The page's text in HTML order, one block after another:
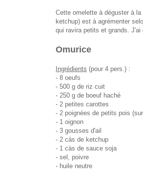
Cette omelette à déguster à
ketchup) est à agrémenter
qui ravira petits et grands.
Omurice
Ingrédients (pour 4 pers.) :
- 8 oeufs
- 500 g de riz cuit
- 250 g de boeuf haché
- 2 petites carottes
- 2 poignées de petits pois
- 1 oignon
- 3 gousses d'ail
- 2 càs de ketchup
- 1 càs de sauce soja
- sel, poivre
- huile neutre